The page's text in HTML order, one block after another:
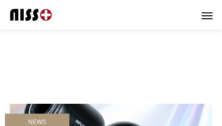
NEWS